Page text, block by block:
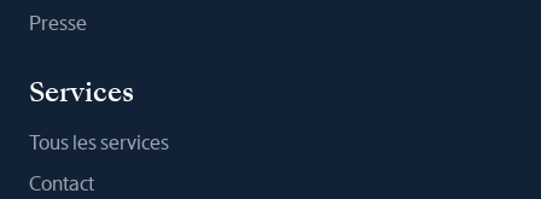
Presse
Services
Tous les services
Contact